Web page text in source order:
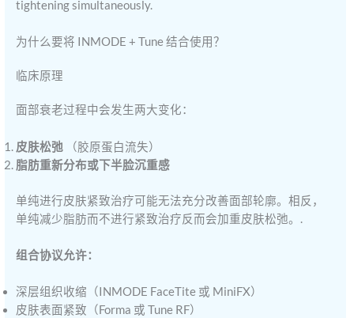
tightening simultaneously.
为什么要将 INMODE + Tune 结合使用？
临床原理
面部衰老过程中会发生两大变化：
皮肤松弛 （胶原蛋白流失）
脂肪重新分布或下半脸沉重感
单纯进行皮肤紧致治疗可能无法充分改善面部轮廓。相反，
单纯减少脂肪而不进行紧致治疗反而会加重皮肤松弛。.
组合协议允许：
深层组织收缩（INMODE FaceTite 或 MiniFX）
皮肤表面紧致（Forma 或 Tune RF）